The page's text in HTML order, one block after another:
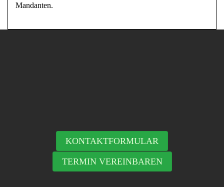
Mandanten.
KONTAKTFORMULAR
TERMIN VEREINBAREN